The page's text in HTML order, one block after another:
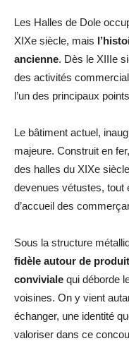
Les Halles de Dole
XIXe siècle, mais
ancienne. Dès le XIIIe
des activités
l’un des principaux
Le bâtiment actuel,
majeure. Construit en
des halles du XIXe
devenues vétustes, tout
d’accueil des
Sous la structure
fidèle autour de
conviviale qui déborde
voisines. On y vient
échanger, une identité
valoriser dans ce